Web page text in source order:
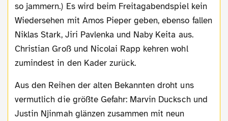
so jammern.) Es wird beim Freitagabendspiel kein
Wiedersehen mit Amos Pieper geben, ebenso fallen
Niklas Stark, Jiri Pavlenka und Naby Keita aus.
Christian Groß und Nicolai Rapp kehren wohl
zumindest in den Kader zurück.
Aus den Reihen der alten Bekannten droht uns
vermutlich die größte Gefahr: Marvin Ducksch und
Justin Njinmah glänzen zusammen mit neun